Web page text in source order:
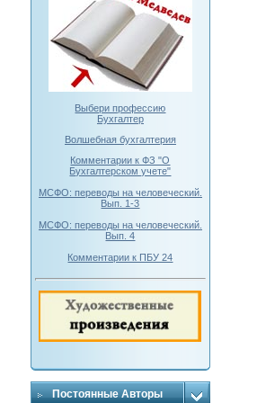
Выбери профессию
Бухгалтер
Волшебная бухгалтерия
Комментарии к ФЗ "О
Бухгалтерском учете"
МСФО: переводы на человеческий.
Вып. 1-3
МСФО: переводы на человеческий.
Вып. 4
Комментарии к ПБУ 24
Постоянные Авторы